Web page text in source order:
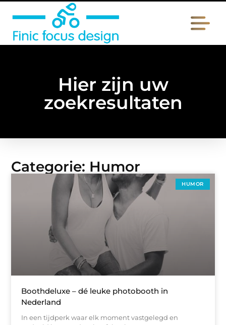
Hier zijn uw
zoekresultaten
Categorie: Humor
HUMOR
Boothdeluxe – dé leuke photobooth in
Nederland
In een tijdperk waar elk moment vastgelegd en